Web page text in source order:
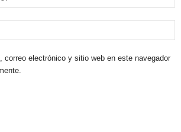
correo electrónico y sitio web en este navegador